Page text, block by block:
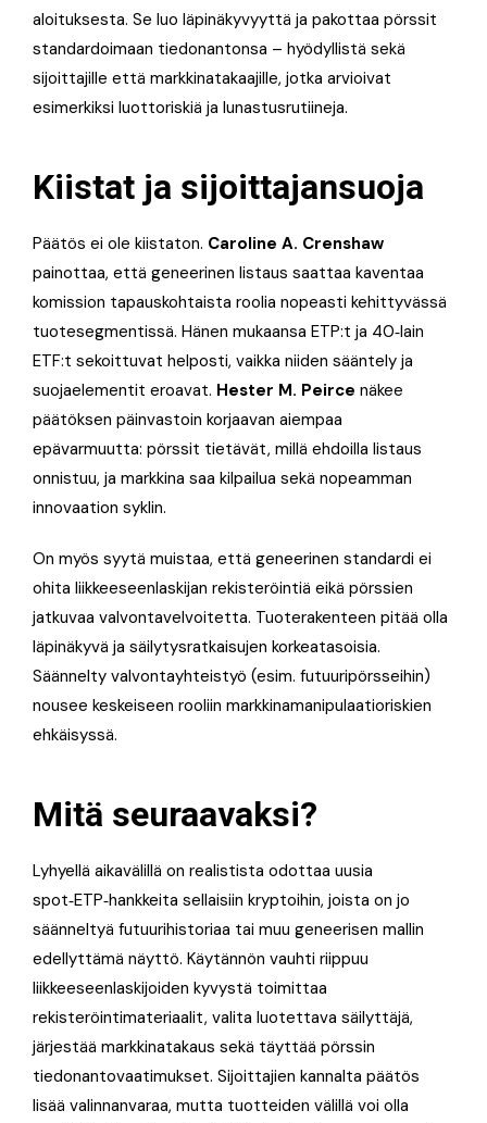
aloituksesta. Se luo läpinäkyvyyttä ja pakottaa pörssit
standardoimaan tiedonantonsa – hyödyllistä sekä
sijoittajille että markkinatakaajille, jotka arvioivat
esimerkiksi luottoriskiä ja lunastusrutiineja.
Kiistat ja sijoittajansuoja
Päätös ei ole kiistaton. Caroline A. Crenshaw
painottaa, että geneerinen listaus saattaa kaventaa
komission tapauskohtaista roolia nopeasti kehittyvässä
tuotesegmentissä. Hänen mukaansa ETP:t ja 40‑lain
ETF:t sekoittuvat helposti, vaikka niiden sääntely ja
suojaelementit eroavat. Hester M. Peirce näkee
päätöksen päinvastoin korjaavan aiempaa
epävarmuutta: pörssit tietävät, millä ehdoilla listaus
onnistuu, ja markkina saa kilpailua sekä nopeamman
innovaation syklin.
On myös syytä muistaa, että geneerinen standardi ei
ohita liikkeeseenlaskijan rekisteröintiä eikä pörssien
jatkuvaa valvontavelvoitetta. Tuoterakenteen pitää olla
läpinäkyvä ja säilytysratkaisujen korkeatasoisia.
Säännelty valvontayhteistyö (esim. futuuripörsseihin)
nousee keskeiseen rooliin markkinamanipulaatioriskien
ehkäisyssä.
Mitä seuraavaksi?
Lyhyellä aikavälillä on realistista odottaa uusia
spot‑ETP‑hankkeita sellaisiin kryptoihin, joista on jo
säänneltyä futuurihistoriaa tai muu geneerisen mallin
edellyttämä näyttö. Käytännön vauhti riippuu
liikkeeseenlaskijoiden kyvystä toimittaa
rekisteröintimateriaalit, valita luotettava säilyttäjä,
järjestää markkinatakaus sekä täyttää pörssin
tiedonantovaatimukset. Sijoittajien kannalta päätös
lisää valinnanvaraa, mutta tuotteiden välillä voi olla